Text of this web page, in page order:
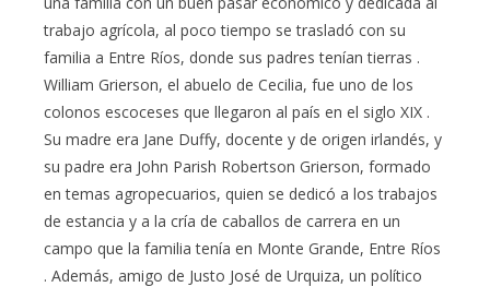
trabajo agrícola, al poco tiempo se trasladó con su
familia a Entre Ríos, donde sus padres tenían tierras .
William Grierson, el abuelo de Cecilia, fue uno de los
colonos escoceses que llegaron al país en el siglo XIX .
Su madre era Jane Duffy, docente y de origen irlandés, y
su padre era John Parish Robertson Grierson, formado
en temas agropecuarios, quien se dedicó a los trabajos
de estancia y a la cría de caballos de carrera en un
campo que la familia tenía en Monte Grande, Entre Ríos
. Además, amigo de Justo José de Urquiza, un político